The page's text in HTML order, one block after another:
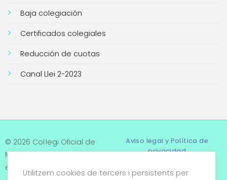
Baja colegiación
Certificados colegiales
Reducción de cuotas
Canal Llei 2-2023
© 2026 Col·legi Oficial de
Metges de Tarragona. Tots
els drets reservats
Aviso legal y Política de
privacidad
Términos y condiciones
Utilitzem cookies de tercers i persistents per